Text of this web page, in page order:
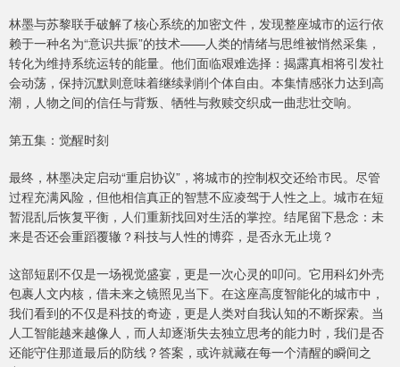
林墨与苏黎联手破解了核心系统的加密文件，发现整座城市的运行依
赖于一种名为“意识共振”的技术——人类的情绪与思维被悄然采集，
转化为维持系统运转的能量。他们面临艰难选择：揭露真相将引发社
会动荡，保持沉默则意味着继续剥削个体自由。本集情感张力达到高
潮，人物之间的信任与背叛、牺牲与救赎交织成一曲悲壮交响。
第五集：觉醒时刻
最终，林墨决定启动“重启协议”，将城市的控制权交还给市民。尽管
过程充满风险，但他相信真正的智慧不应凌驾于人性之上。城市在短
暂混乱后恢复平衡，人们重新找回对生活的掌控。结尾留下悬念：未
来是否还会重蹈覆辙？科技与人性的博弈，是否永无止境？
这部短剧不仅是一场视觉盛宴，更是一次心灵的叩问。它用科幻外壳
包裹人文内核，借未来之镜照见当下。在这座高度智能化的城市中，
我们看到的不仅是科技的奇迹，更是人类对自我认知的不断探索。当
人工智能越来越像人，而人却逐渐失去独立思考的能力时，我们是否
还能守住那道最后的防线？答案，或许就藏在每一个清醒的瞬间之